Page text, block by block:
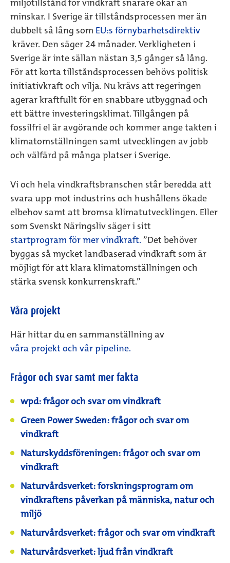
miljötillstånd för vindkraft snarare ökar än
minskar. I Sverige är tillståndsprocessen mer än
dubbelt så lång som EU:s förnybarhetsdirektiv
kräver. Den säger 24 månader. Verkligheten i
Sverige är inte sällan nästan 3,5 gånger så lång.
För att korta tillståndsprocessen behövs politisk
initiativkraft och vilja. Nu krävs att regeringen
agerar kraftfullt för en snabbare utbyggnad och
ett bättre investeringsklimat.Tillgången på
fossilfri el är avgörande och kommer ange takten i
klimatomställningen samt utvecklingen av jobb
och välfärd på många platser i Sverige.
Vi och hela vindkraftsbranschen står beredda att
svara upp mot industrins och hushållens ökade
elbehov samt att bromsa klimatutvecklingen. Eller
som Svenskt Näringsliv säger i sitt
startprogram för mer vindkraft. ”Det behöver
byggas så mycket landbaserad vindkraft som är
möjligt för att klara klimatomställningen och
stärka svensk konkurrenskraft.”
Våra projekt
Här hittar du en sammanställning av
våra projekt och vår pipeline.
Frågor och svar samt mer fakta
wpd: frågor och svar om vindkraft
Green Power Sweden: frågor och svar om
vindkraft
Naturskyddsföreningen: frågor och svar om
vindkraft
Naturvårdsverket: forskningsprogram om
vindkraftens påverkan på människa, natur och
miljö
Naturvårdsverket: frågor och svar om vindkraft
Naturvårdsverket: ljud från vindkraft